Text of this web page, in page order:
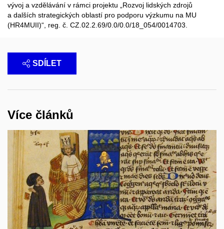
vývoj a vzdělávání v rámci projektu „Rozvoj lidských zdrojů
a dalších strategických oblastí pro podporu výzkumu na MU
(HR4MUII)“, reg. č. CZ.02.2.69/0.0/0.0/18_054/0014703.
SDÍLET
Více článků